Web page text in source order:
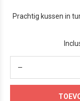
Prachtig kussen in